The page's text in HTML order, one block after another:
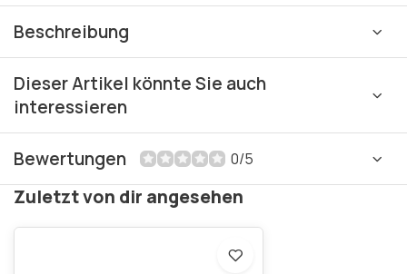
Beschreibung
Dieser Artikel könnte Sie auch
interessieren
Bewertungen 0/5
Zuletzt von dir angesehen